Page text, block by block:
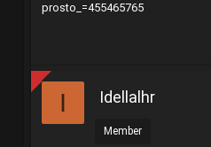
prosto_=455465765
I Idellalhr
Member